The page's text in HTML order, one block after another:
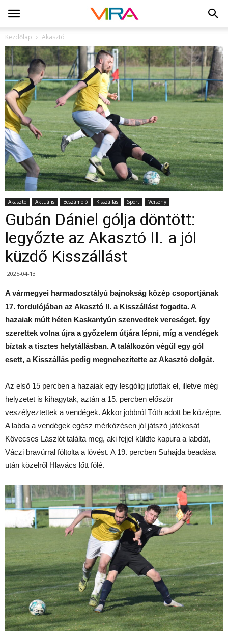
Kezdőlap Akasztó
Akasztó Aktuális Beszámoló Kisszállás Sport Verseny
Gubán Dániel gólja döntött:
legyőzte az Akasztó II. a jól
küzdő Kisszállást
2025-04-13
A vármegyei harmadosztályú bajnokság közép csoportjának
17. fordulójában az Akasztó II. a Kisszállást fogadta. A
hazaiak múlt héten Kaskantyún szenvedtek vereséget, így
szerettek volna újra a győzelem útjára lépni, míg a vendégek
bíztak a tisztes helytállásban. A találkozón végül egy gól
esett, a Kisszállás pedig megnehezítette az Akasztó dolgát.
Az első 15 percben a hazaiak egy lesgólig jutottak el, illetve még
helyzetet is kihagytak, aztán a 15. percben először
veszélyeztettek a vendégek. Akkor jobbról Tóth adott be középre.
A labda a vendégek egész mérkőzésen jól játszó játékosát
Kövecses Lászlót találta meg, aki fejjel küldte kapura a labdát,
Váczi bravúrral föltolta a lövést. A 19. percben Suhajda beadása
után közelről Hlavács lőtt fölé.